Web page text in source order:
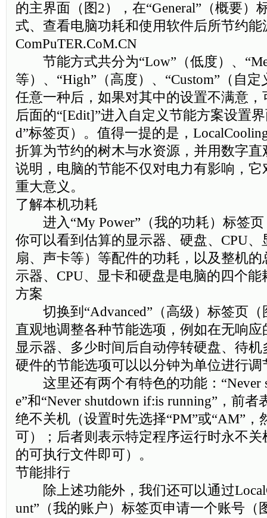
的主界面（图2），在“General”（概要）
式、查看电脑功耗和使用软件后所节约
ComPuTER.CoM.CN
节能方式共分为“Low”（低度）、
等）、“High”（高度）、“Custom”（自
任意一种后，如果对其中的设置不满意
后面的“[Edit]”进入自定义节能方案设置
d”标签页）。值得一提的是，
折算为节约的树木与水资源，并用数字
说明，电脑的节能不仅对电力有影响，
重大意义。
了解本机功耗
进入“My Power”（我的功耗）标签页
你可以看到估算的显示器、硬盘、CPU
扇、声卡等）等配件的功耗，以及整机
示器、CPU、显卡和硬盘是电脑的四个能
方案
切换到“Advanced”（高级）标签页（
直观地调整各种节能选项，例如在无响
显示器、多少时间后自动停转硬盘、待
硬件的节能选项可以以分钟为单位进行调
这里还有两个有特色的功能：“Never
e”和“Never shutdown if:is running”，前
绝不关机（设置时先选择“PM”或“AM”，
可）；后者则表示特定程序运行时永不
的可执行文件即可）。
节能排行
除上述功能外，我们还可以通过
unt”（我的账户）标签页申请一个账号（